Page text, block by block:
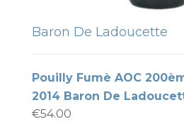
Baron De Ladoucette
Pouilly Fumè AOC
2014 Baron De
€54.00